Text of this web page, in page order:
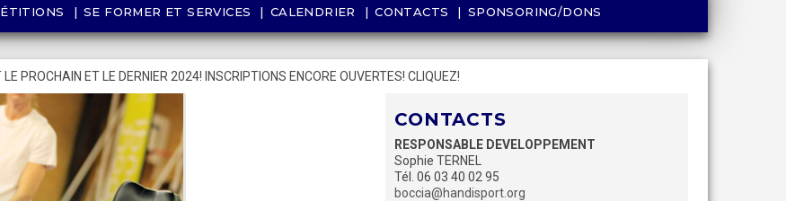
SE FORMER ET SERVICES CALENDRIER CONTACTS SPONSORING/DONS
PROCHAIN ET LE DERNIER 2024! INSCRIPTIONS ENCORE OUVERTES! CLIQUEZ!
CONTACTS
RESPONSABLE DEVELOPPEMENT
Sophie TERNEL
Tél. 06 03 40 02 95
boccia@handisport.org